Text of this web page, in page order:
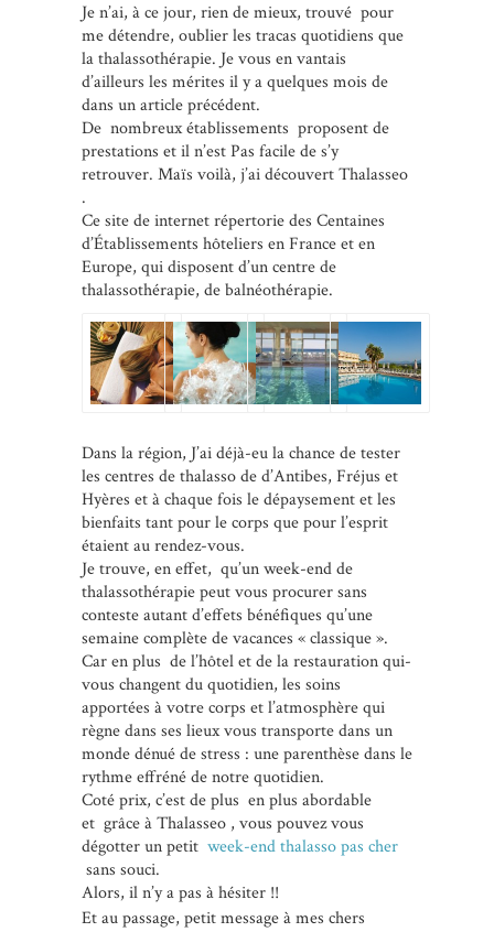
Je n’ai, à ce jour, rien de mieux, trouvé pour
me détendre, oublier les tracas quotidiens que
la thalassothérapie. Je vous en vantais
d’ailleurs les mérites il y a quelques mois de
dans un article précédent.
De nombreux établissements proposent de
prestations et il n’est Pas facile de s’y
retrouver. Maïs voilà, j’ai découvert Thalasseo
.
Ce site de internet répertorie des Centaines
d’Établissements hôteliers en France et en
Europe, qui disposent d’un centre de
thalassothérapie, de balnéothérapie.
Dans la région, J’ai déjà-eu la chance de tester
les centres de thalasso de d’Antibes, Fréjus et
Hyères et à chaque fois le dépaysement et les
bienfaits tant pour le corps que pour l’esprit
étaient au rendez-vous.
Je trouve, en effet, qu’un week-end de
thalassothérapie peut vous procurer sans
conteste autant d’effets bénéfiques qu’une
semaine complète de vacances « classique ».
Car en plus de l’hôtel et de la restauration qui-
vous changent du quotidien, les soins
apportées à votre corps et l’atmosphère qui
règne dans ses lieux vous transporte dans un
monde dénué de stress : une parenthèse dans le
rythme effréné de notre quotidien.
Coté prix, c’est de plus en plus abordable
et grâce à Thalasseo , vous pouvez vous
dégotter un petit week-end thalasso pas cher
sans souci.
Alors, il n’y a pas à hésiter !!
Et au passage, petit message à mes chers